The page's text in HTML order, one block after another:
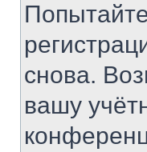
снова.
вашу